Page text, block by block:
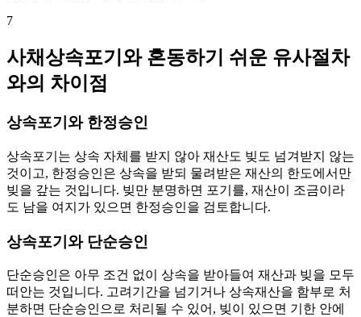
7
사채상속포기와 혼동하기 쉬운 유사절차
와의 차이점
상속포기와 한정승인
상속포기는 상속 자체를 받지 않아 재산도 빚도 넘겨받지 않는
것이고, 한정승인은 상속을 받되 물려받은 재산의 한도에서만
빚을 갚는 것입니다. 빚만 분명하면 포기를, 재산이 조금이라
도 남을 여지가 있으면 한정승인을 검토합니다.
상속포기와 단순승인
단순승인은 아무 조건 없이 상속을 받아들여 재산과 빚을 모두
떠안는 것입니다. 고려기간을 넘기거나 상속재산을 함부로 처
분하면 단순승인으로 처리될 수 있어, 빚이 있으면 기한 안에